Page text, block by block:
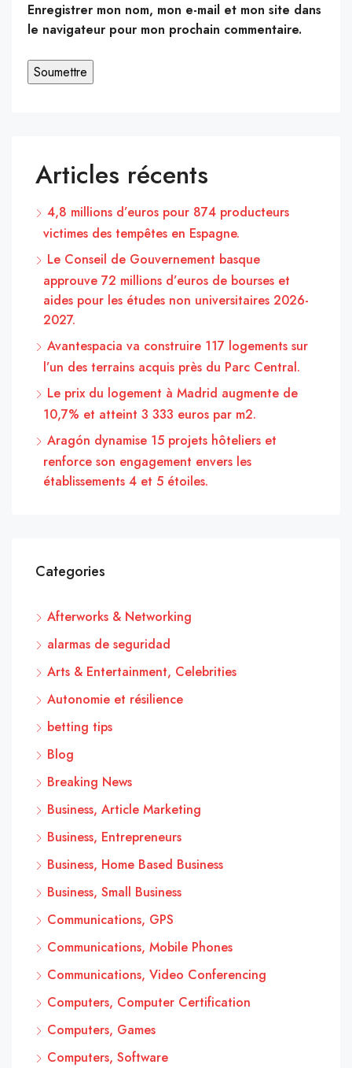
Enregistrer mon nom, mon e-mail et mon site dans
le navigateur pour mon prochain commentaire.
Articles récents
4,8 millions d’euros pour 874 producteurs
victimes des tempêtes en Espagne.
Le Conseil de Gouvernement basque
approuve 72 millions d’euros de bourses et
aides pour les études non universitaires 2026-
2027.
Avantespacia va construire 117 logements sur
l’un des terrains acquis près du Parc Central.
Le prix du logement à Madrid augmente de
10,7% et atteint 3 333 euros par m2.
Aragón dynamise 15 projets hôteliers et
renforce son engagement envers les
établissements 4 et 5 étoiles.
Categories
Afterworks & Networking
alarmas de seguridad
Arts & Entertainment, Celebrities
Autonomie et résilience
betting tips
Blog
Breaking News
Business, Article Marketing
Business, Entrepreneurs
Business, Home Based Business
Business, Small Business
Communications, GPS
Communications, Mobile Phones
Communications, Video Conferencing
Computers, Computer Certification
Computers, Games
Computers, Software